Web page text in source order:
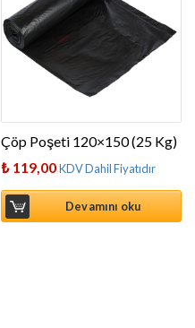
Çöp Poşeti 120×150 (25 Kg)
₺ 119,00KDV Dahil Fiyatıdır
Devamını oku